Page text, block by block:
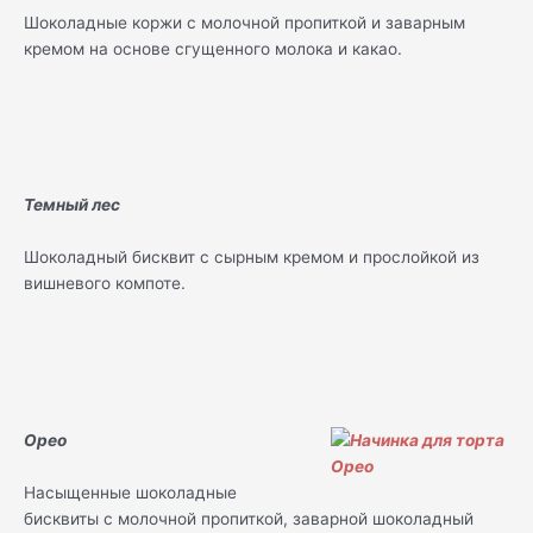
Шоколадные коржи с молочной пропиткой и заварным
кремом на основе сгущенного молока и какао.
Темный лес
Шоколадный бисквит с сырным кремом и прослойкой из
вишневого компоте.
Орео
Насыщенные шоколадные
бисквиты с молочной пропиткой, заварной шоколадный